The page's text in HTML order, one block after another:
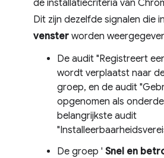
de installatiecriteria van
Dit zijn dezelfde signalen die
venster worden
De audit "Registreert
wordt verplaatst naar
groep, en de audit
opgenomen als
belangrijkste audit
De groep ' Snel en